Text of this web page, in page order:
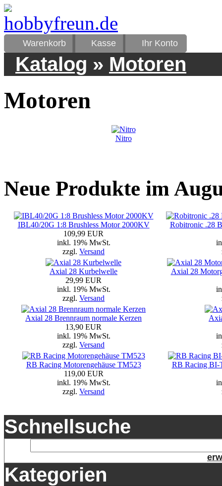
Warenkorb Kasse Ihr Konto
Katalog » Motoren
Motoren
Nitro
Neue Produkte im
IBL40/20G 1:8 Brushless Motor 2000KV
109,99 EUR
inkl. 19% MwSt.
zzgl. Versand
Robitronic .28
Axial 28 Kurbelwelle
29,99 EUR
inkl. 19% MwSt.
zzgl. Versand
Axial 28
Axial 28 Brennraum normale Kerzen
13,90 EUR
inkl. 19% MwSt.
zzgl. Versand
RB Racing Motorengehäuse TM523
119,00 EUR
inkl. 19% MwSt.
zzgl. Versand
RB Racing
Schnellsuche
Kategorien